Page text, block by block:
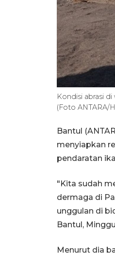
Kondisi abrasi
(Foto ANTARA/
Bantul
menyiapkan
pendaratan
"Kita sudah
dermaga di
unggulan di
Bantul,
Menurut dia